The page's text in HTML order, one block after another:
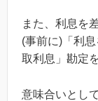
また、利息を
(事前に)「利
取利息」勘定
意味合いとし